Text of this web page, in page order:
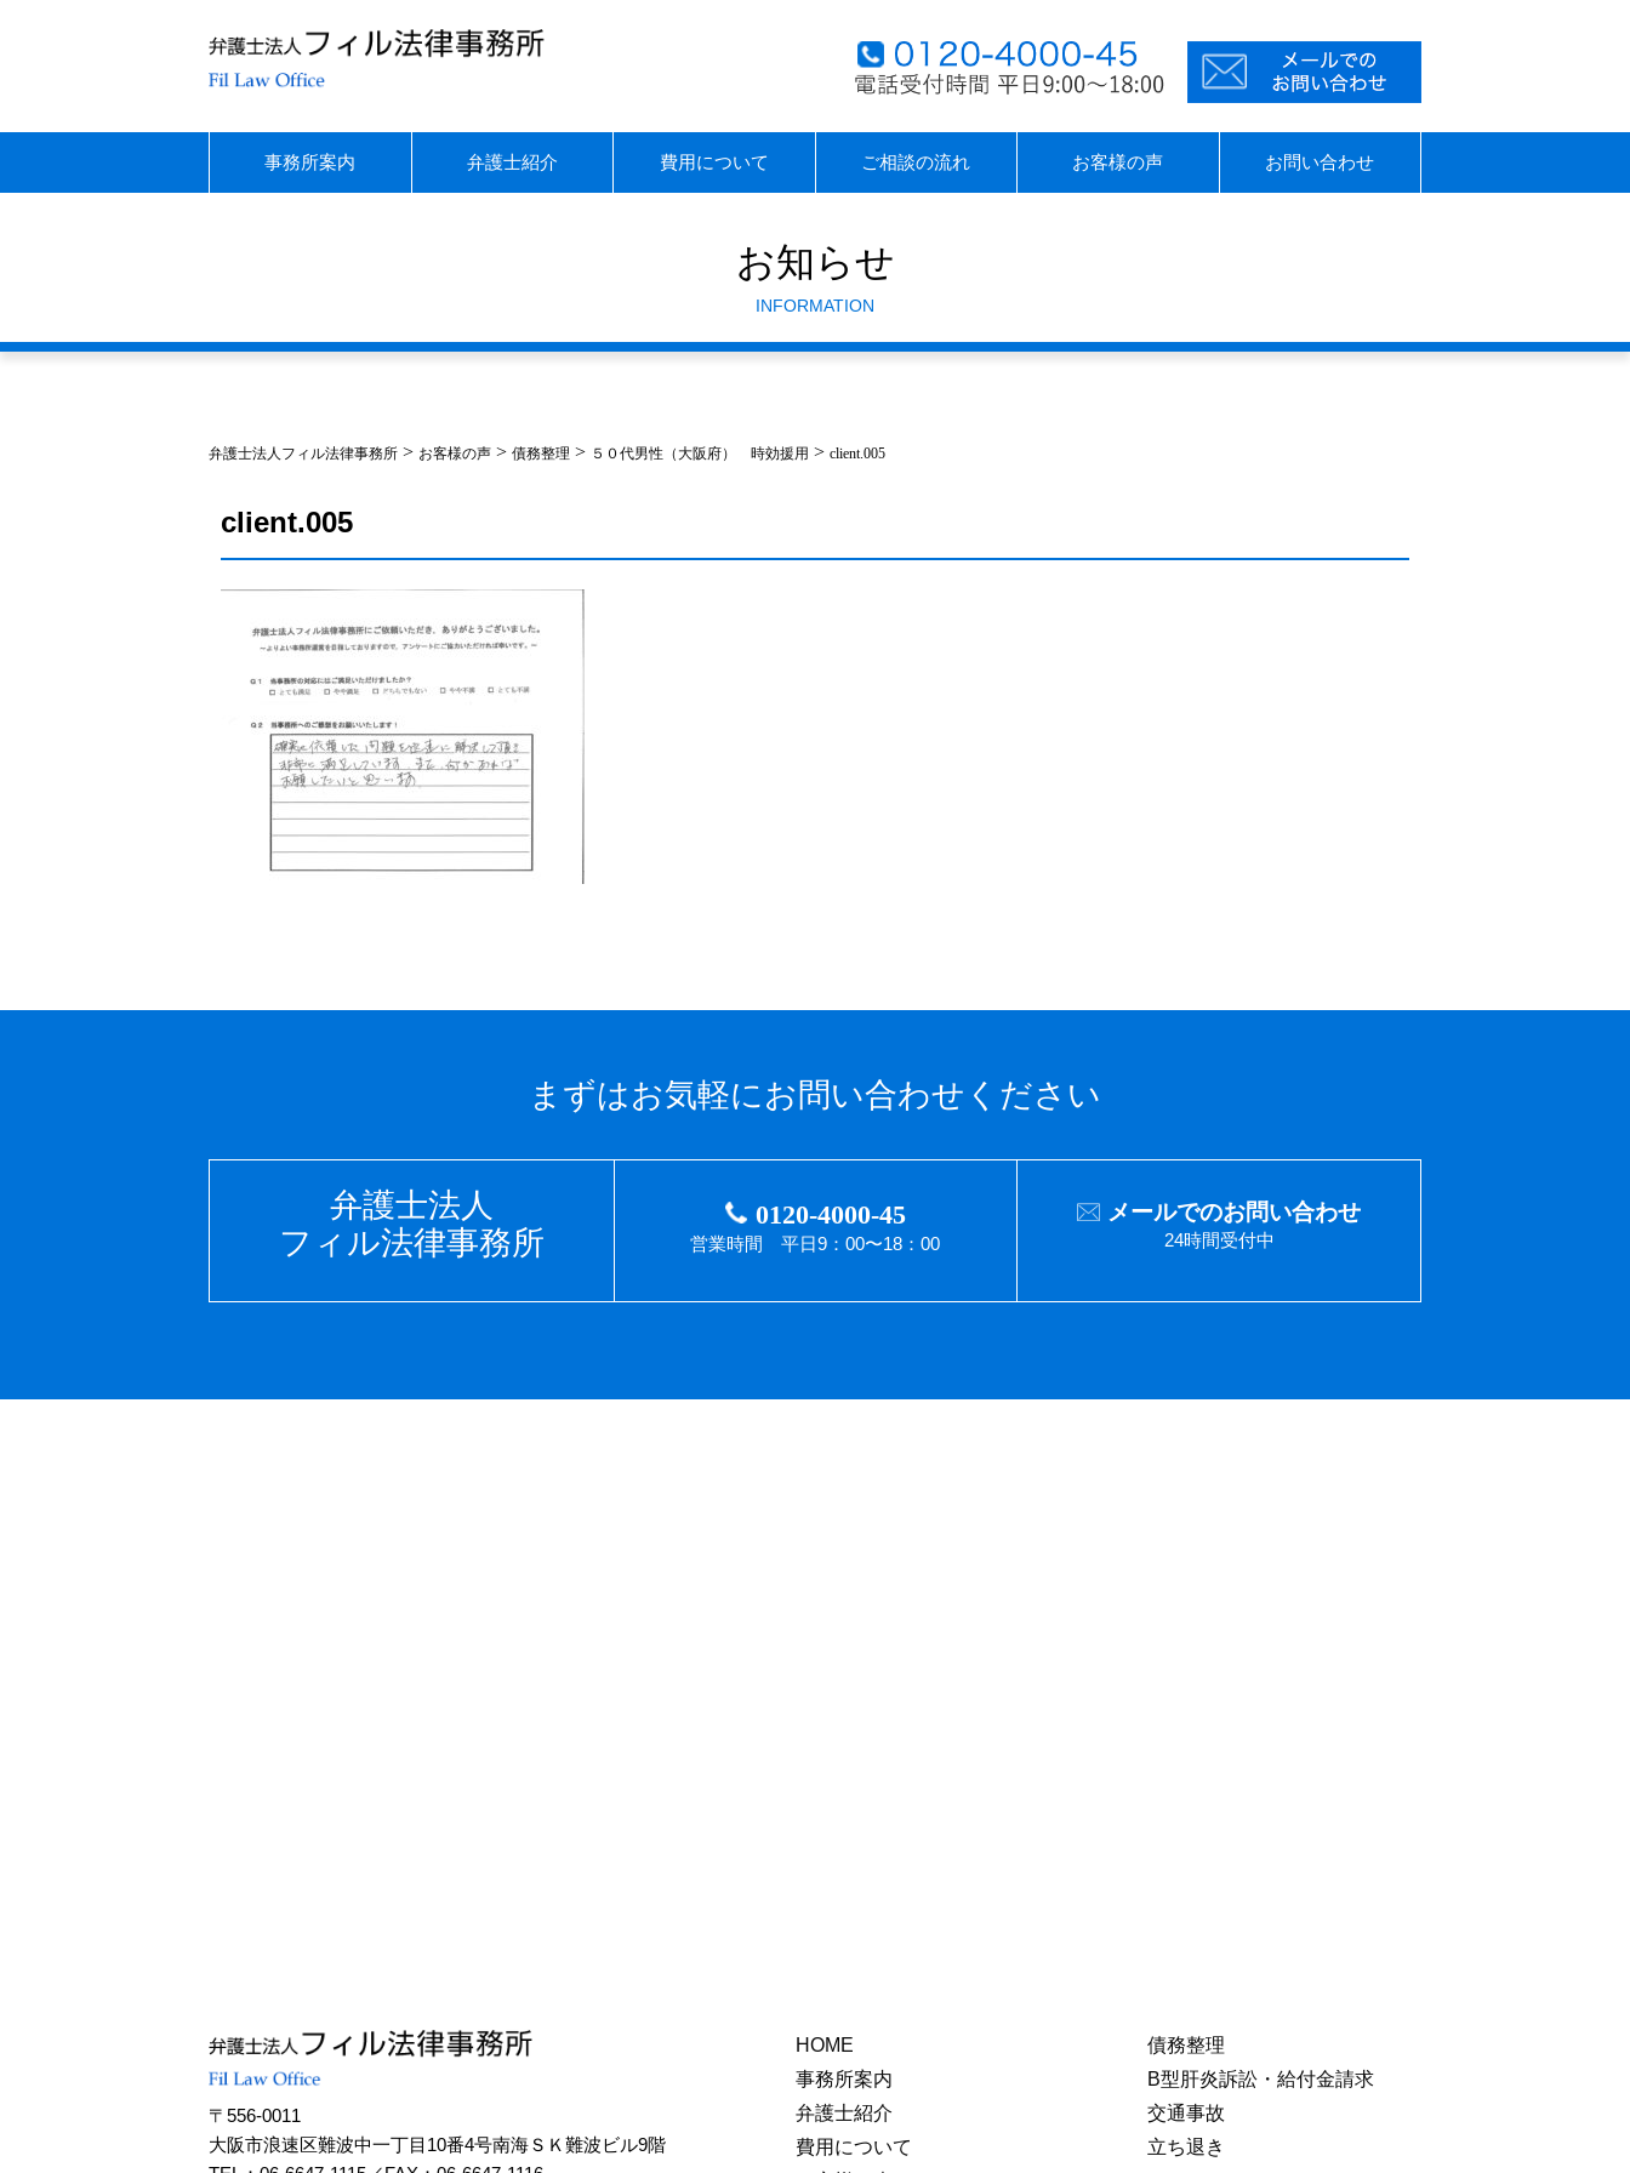
事務所案内 弁護士紹介 費用について ご相談の流れ お客様の声 お問い合わせ
お知らせ
INFORMATION
弁護士法人フィル法律事務所 > お客様の声 > 債務整理 > ５０代男性（大阪府） 時効援用 > client.005
client.005
まずはお気軽にお問い合わせください
弁護士法人
フィル法律事務所
0120-4000-45
営業時間 平日9：00〜18：00
メールでのお問い合わせ
24時間受付中
〒556-0011
大阪市浪速区難波中一丁目10番4号南海ＳＫ難波ビル9階
HOME
事務所案内
弁護士紹介
費用について
債務整理
B型肝炎訴訟・給付金請求
交通事故
立ち退き